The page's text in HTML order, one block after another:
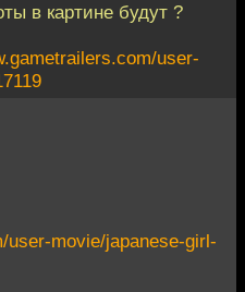
в картине будут ?
user-
user-movie/japanese-girl-